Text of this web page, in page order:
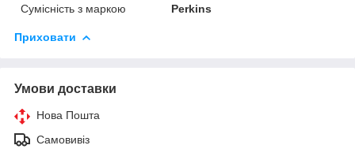
Сумісність з маркою
Perkins
Приховати
Умови доставки
Нова Пошта
Самовивіз